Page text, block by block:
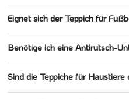
Eignet sich der Teppich für
Benötige ich eine Antirutsch-
Sind die Teppiche für